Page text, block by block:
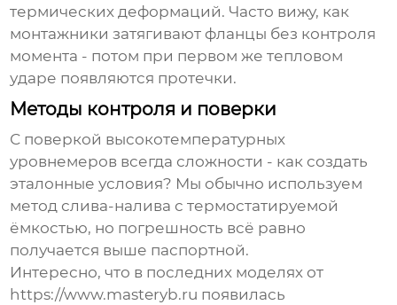
термических деформаций. Часто вижу, как
монтажники затягивают фланцы без контроля
момента - потом при первом же тепловом
ударе появляются протечки.
Методы контроля и поверки
С поверкой высокотемпературных
уровнемеров всегда сложности - как создать
эталонные условия? Мы обычно используем
метод слива-налива с термостатируемой
ёмкостью, но погрешность всё равно
получается выше паспортной.
Интересно, что в последних моделях от
https://www.masteryb.ru появилась